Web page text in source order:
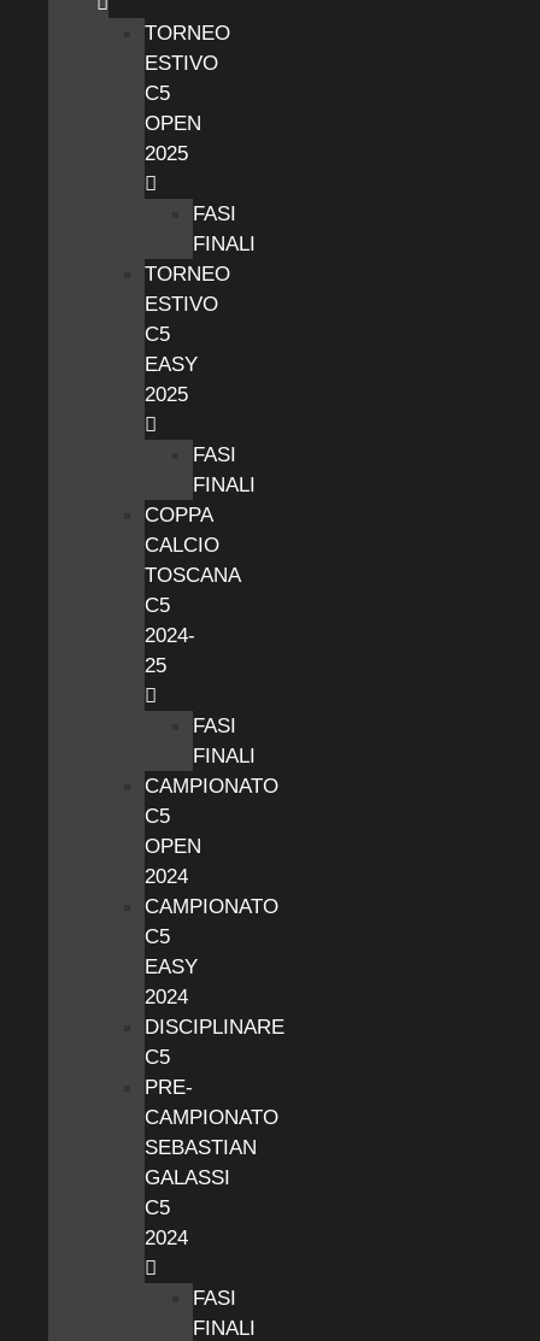
TORNEO
ESTIVO
C5
OPEN
2025
FASI
FINALI
TORNEO
ESTIVO
C5
EASY
2025
FASI
FINALI
COPPA
CALCIO
TOSCANA
C5
2024-
25
FASI
FINALI
CAMPIONATO
C5
OPEN
2024
CAMPIONATO
C5
EASY
2024
DISCIPLINARE
C5
PRE-
CAMPIONATO
SEBASTIAN
GALASSI
C5
2024
FASI
FINALI